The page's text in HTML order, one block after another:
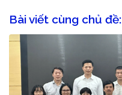
Bài viết cùng chủ đề: